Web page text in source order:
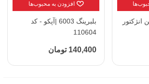
انژکتور
افزودن به محبوب‌ها
بلبرینگ 6003 |آپکو - کد
110604
140,400 تومان